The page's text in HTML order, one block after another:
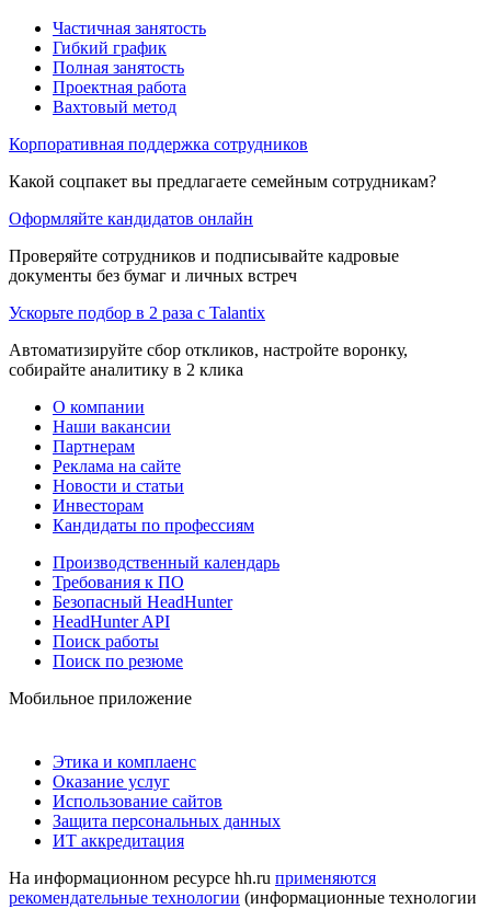
Частичная занятость
Гибкий график
Полная занятость
Проектная работа
Вахтовый метод
Корпоративная поддержка сотрудников
Какой соцпакет вы предлагаете семейным сотрудникам?
Оформляйте кандидатов онлайн
Проверяйте сотрудников и подписывайте кадровые
документы без бумаг и личных встреч
Ускорьте подбор в 2 раза с Talantix
Автоматизируйте сбор откликов, настройте воронку,
собирайте аналитику в 2 клика
О компании
Наши вакансии
Партнерам
Реклама на сайте
Новости и статьи
Инвесторам
Кандидаты по профессиям
Производственный календарь
Требования к ПО
Безопасный HeadHunter
HeadHunter API
Поиск работы
Поиск по резюме
Мобильное приложение
Этика и комплаенс
Оказание услуг
Использование сайтов
Защита персональных данных
ИТ аккредитация
На информационном ресурсе hh.ru применяются
рекомендательные технологии (информационные технологии